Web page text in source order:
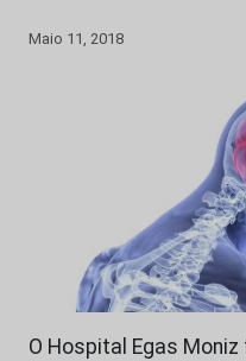
Maio 11, 2018
O Hospital Egas